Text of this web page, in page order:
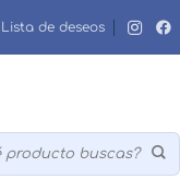
Lista de deseos